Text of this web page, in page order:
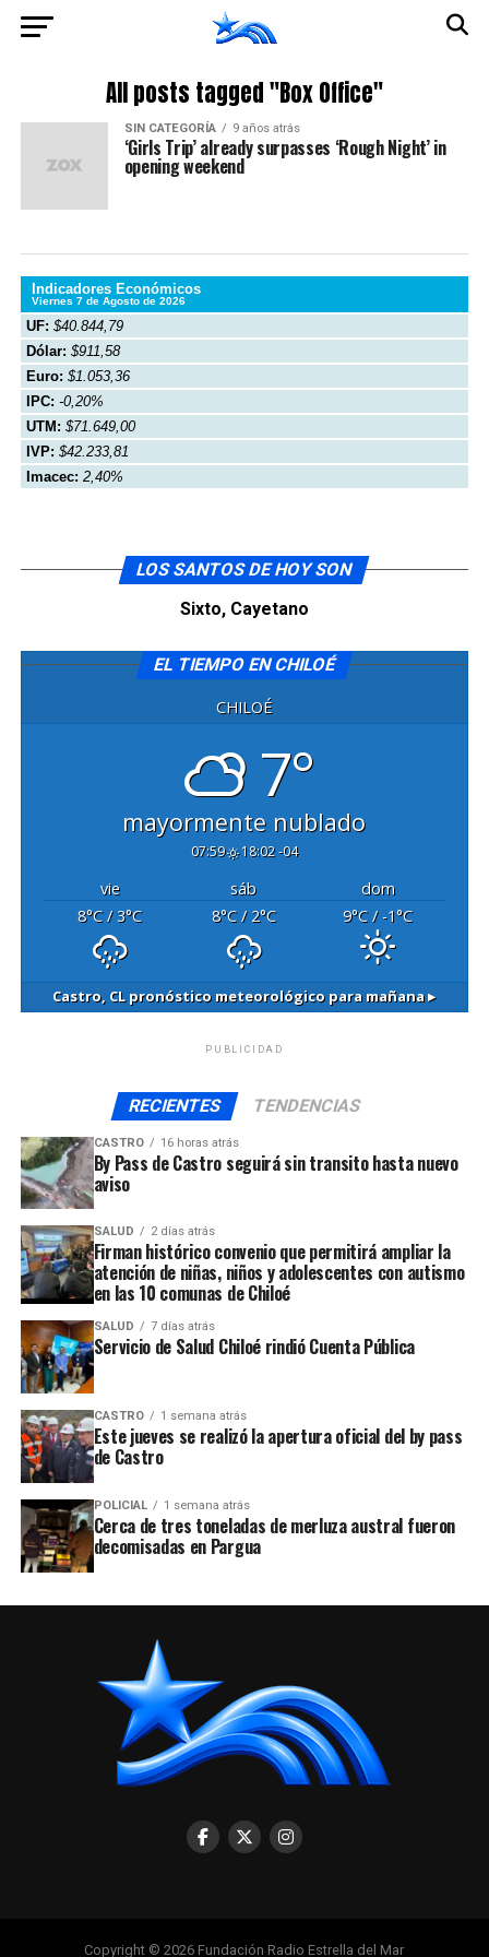
All posts tagged "Box Office"
SIN CATEGORÍA 9 años atrás
‘Girls Trip’ already surpasses ‘Rough Night’ in
opening weekend
Indicadores Económicos
Viernes 7 de Agosto de 2026
UF: $40.844,79
Dólar: $911,58
Euro: $1.053,36
IPC: -0,20%
UTM: $71.649,00
IVP: $42.233,81
Imacec: 2,40%
LOS SANTOS DE HOY SON
Sixto, Cayetano
EL TIEMPO EN CHILOÉ
CHILOÉ
7°
mayormente nublado
07:59 18:02 -04
vie sáb
dom
8°C/ 3°C 8°C/ 2°C 9°C/ -1°C
Castro, CLpronóstico meteorológico para mañana ▸
PUBLICIDAD
RECIENTES TENDENCIAS
CASTRO 16 horas atrás
By Pass de Castro seguirá sin transito hasta nuevo
aviso
SALUD 2 días atrás
Firman histórico convenio que permitirá ampliar la
atención de niñas, niños y adolescentes con autismo
en las 10 comunas de Chiloé
SALUD 7 días atrás
Servicio de Salud Chiloé rindió Cuenta Pública
CASTRO 1 semana atrás
Este jueves se realizó la apertura oficial del by pass
de Castro
POLICIAL 1 semana atrás
Cerca de tres toneladas de merluza austral fueron
decomisadas en Pargua
Copyright © 2026 Fundación Radio Estrella del Mar